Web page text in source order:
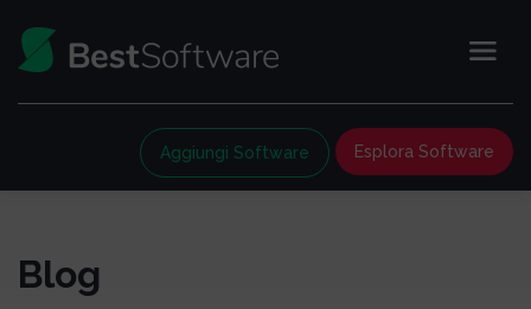
Esplora Software
Aggiungi Software
Blog